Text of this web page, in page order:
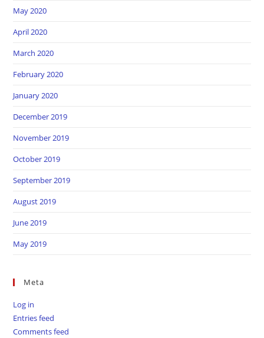
May 2020
April 2020
March 2020
February 2020
January 2020
December 2019
November 2019
October 2019
September 2019
August 2019
June 2019
May 2019
Meta
Log in
Entries feed
Comments feed